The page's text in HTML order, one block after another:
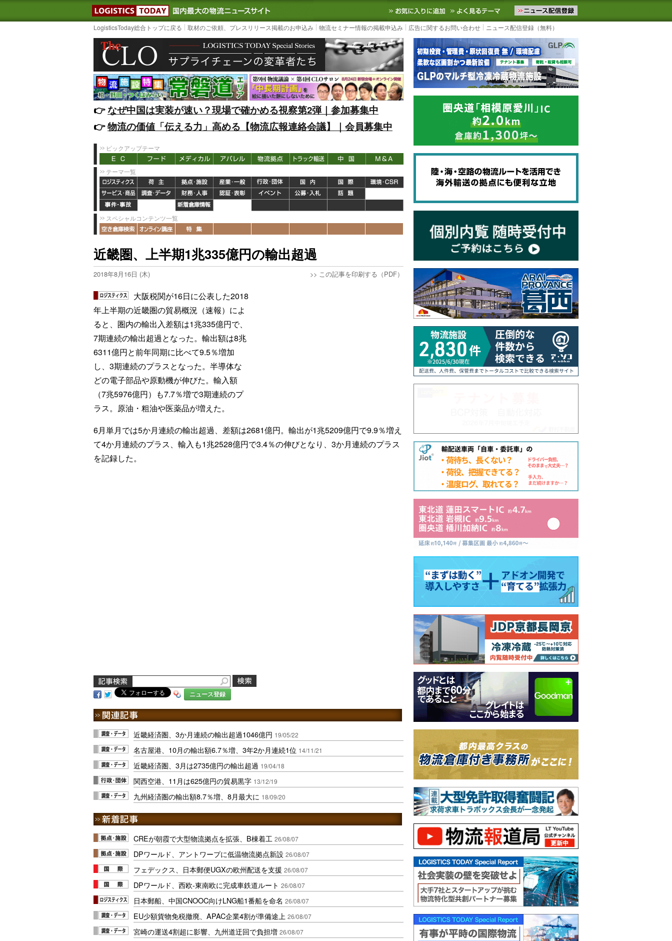
LOGISTICS TODAY｜国内最大の物流ニュースサイト3PL, SCMなど国内外の最新の物流ニュースをお届けします。物流ニュースメール配信を登録す
お気に入りに追加 よく見るテーマ
LogisticsToday総合トップに戻る 取材のご依頼、プレスリリース掲載のお申込み 物流セミナー情報の掲載申込み 広告に関するお問い合わせ ニュース配信登録（無料）
👉️なぜ中国は実装が速い？現場で確かめる視察第2弾｜参加募集中
👉️物流の価値「伝える力」高める【物流広報連絡会議】｜会員募集中
ピックアップテーマ
テーマ一覧
スペシャルコンテンツ一覧
近畿圏、上半期1兆335億円の輸出超過
2018年8月16日 (木) >> この記事を印刷する（PDF）
大阪税関が16日に公表した2018
年上半期の近畿圏の貿易概況（速報）によ
ると、圏内の輸出入差額は1兆335億円で、
7期連続の輸出超過となった。輸出額は8兆
6311億円と前年同期に比べて9.5％増加
し、3期連続のプラスとなった。半導体な
どの電子部品や原動機が伸びた。輸入額
（7兆5976億円）も7.7％増で3期連続のプ
ラス。原油・粗油や医薬品が増えた。
6月単月では5か月連続の輸出超過、差額は2681億円。輸出が1兆5209億円で9.9％増え
て4か月連続のプラス、輸入も1兆2528億円で3.4％の伸びとなり、3か月連続のプラス
を記録した。
ニュース登録
近畿経済圏、3か月連続の輸出超過1046億円 19/05/22
名古屋港、10月の輸出額6.7％増、3年2か月連続1位 14/11/21
近畿経済圏、3月は2735億円の輸出超過 19/04/18
関西空港、11月は625億円の貿易黒字 13/12/19
九州経済圏の輸出額8.7％増、8月最大に 18/09/20
CREが朝霞で大型物流拠点を拡張、B棟着工 26/08/07
DPワールド、アントワープに低温物流拠点新設 26/08/07
フェデックス、日本郵便UGXの欧州配送を支援 26/08/07
DPワールド、西欧-東南欧に完成車鉄道ルート 26/08/07
日本郵船、中国CNOOC向けLNG船1番船を命名 26/08/07
EU少額貨物免税撤廃、APAC企業4割が準備途上 26/08/07
宮崎の運送4割超に影響、九州道迂回で負担増 26/08/07